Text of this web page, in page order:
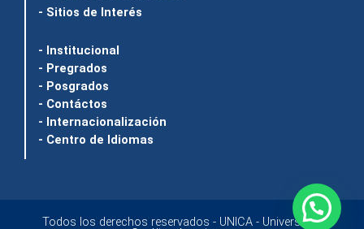
- Sitios de Interés
- Institucional
- Pregrados
- Posgrados
- Contáctos
- Internacionalización
- Centro de Idiomas
Todos los derechos reservados - UNICA - Universidad